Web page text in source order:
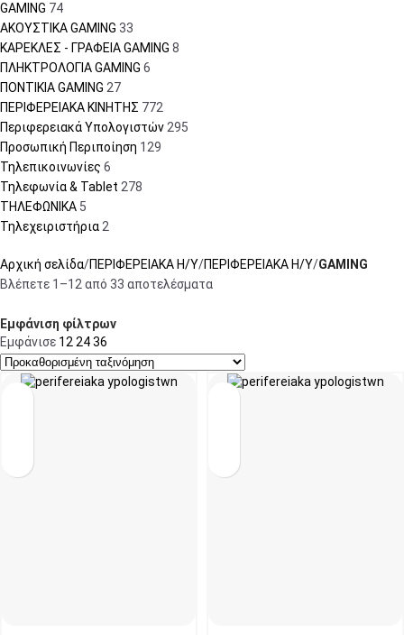
GAMING 74
ΑΚΟΥΣΤΙΚΑ GAMING 33
ΚΑΡΕΚΛΕΣ - ΓΡΑΦΕΙΑ GAMING 8
ΠΛΗΚΤΡΟΛΟΓΙΑ GAMING 6
ΠΟΝΤΙΚΙΑ GAMING 27
ΠΕΡΙΦΕΡΕΙΑΚΑ ΚΙΝΗΤΗΣ 772
Περιφερειακά Υπολογιστών295
Προσωπική Περιποίηση 129
Τηλεπικοινωνίες 6
Τηλεφωνία & Tablet 278
ΤΗΛΕΦΩΝΙΚΑ 5
Τηλεχειριστήρια2
Αρχική σελίδα ΠΕΡΙΦΕΡΕΙΑΚΑ Η/Υ ΠΕΡΙΦΕΡΕΙΑΚΑ Η/Υ GAMING
Βλέπετε 1–12 από 33 αποτελέσματα
Εμφάνιση φίλτρων
Εμφάνισε 122436